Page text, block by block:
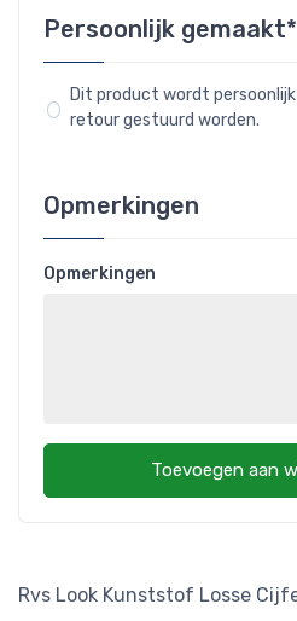
Rvs Look Kunststof Losse
Persoonlijk gemaakt*
Dit product wordt
retour gestuurd worden.
Opmerkingen
Opmerkingen
Toevoegen aan